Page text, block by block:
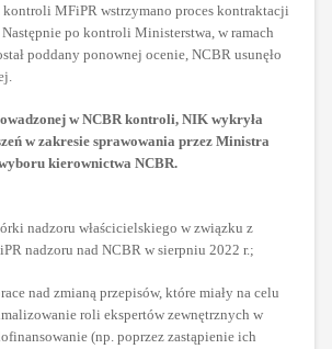
MFiPR wstrzymano proces kontraktacji
po kontroli Ministerstwa, w ramach
poddany ponownej ocenie, NCBR usunęło
w NCBR kontroli, NIK wykryła
w zakresie sprawowania przez Ministra
kierownictwa NCBR.
nadzoru właścicielskiego w związku z
nadzoru nad NCBR w sierpniu 2022 r.;
nad zmianą przepisów, które miały na celu
roli ekspertów zewnętrznych w
(np. poprzez zastąpienie ich